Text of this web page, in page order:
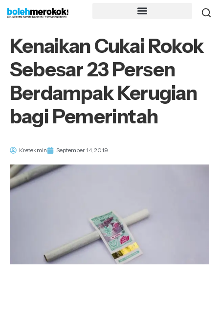
Kenaikan Cukai Rokok
Sebesar 23 Persen
Berdampak Kerugian
bagi Pemerintah
Kretekmin September 14, 2019